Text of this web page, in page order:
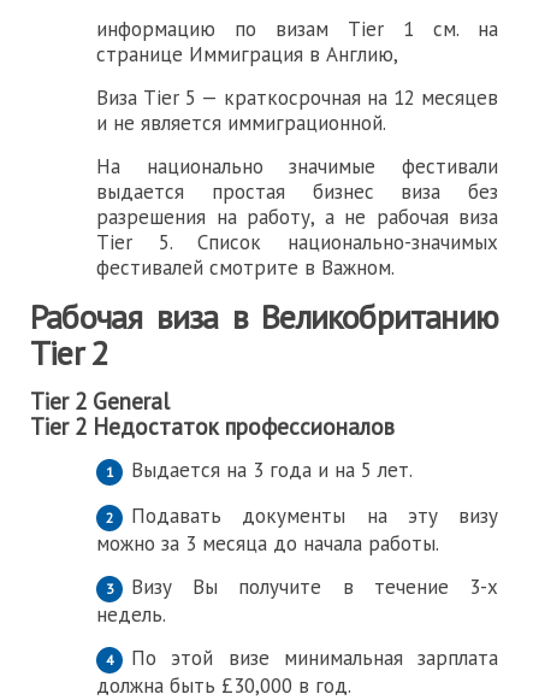
информацию по визам Tier 1 см. на
странице Иммиграция в Англию,
Виза Tier 5 — краткосрочная на 12 месяцев
и не является иммиграционной.
На национально значимые фестивали
выдается простая бизнес виза без
разрешения на работу, а не рабочая виза
Tier 5. Список национально-значимых
фестивалей смотрите в Важном.
Рабочая виза в Великобританию
Tier 2
Tier 2 General
Tier 2 Недостаток профессионалов
Выдается на 3 года и на 5 лет.
Подавать документы на эту визу
можно за 3 месяца до начала работы.
Визу Вы получите в течение 3-х
недель.
По этой визе минимальная зарплата
должна быть £30,000 в год.